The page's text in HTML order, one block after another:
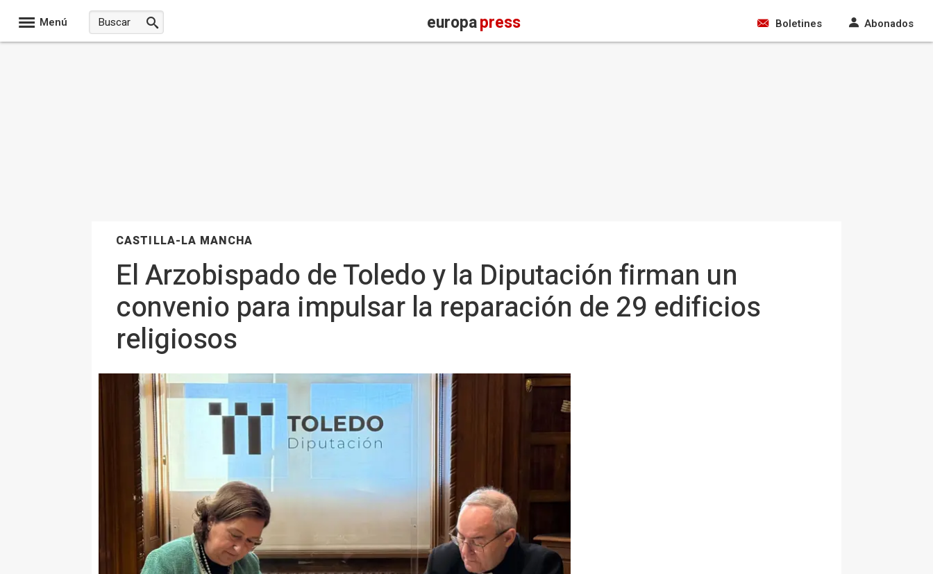
Menú europapress Boletines Abonados
CASTILLA-LA MANCHA
El Arzobispado de Toledo y la Diputación firman un
convenio para impulsar la reparación de 29 edificios
religiosos